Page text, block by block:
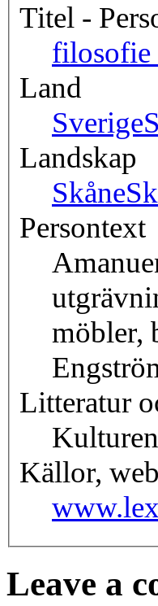
Titel -
filosofie
Land
Sverige
Landskap
Skåne
Persontext
möbler,
Litteratur
Källor,
Leave a